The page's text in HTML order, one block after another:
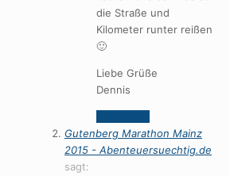
die Straße und
Kilometer runter reißen
🙂
Liebe Grüße
Dennis
Gutenberg Marathon Mainz
2015 - Abenteuersuechtig.de
sagt: